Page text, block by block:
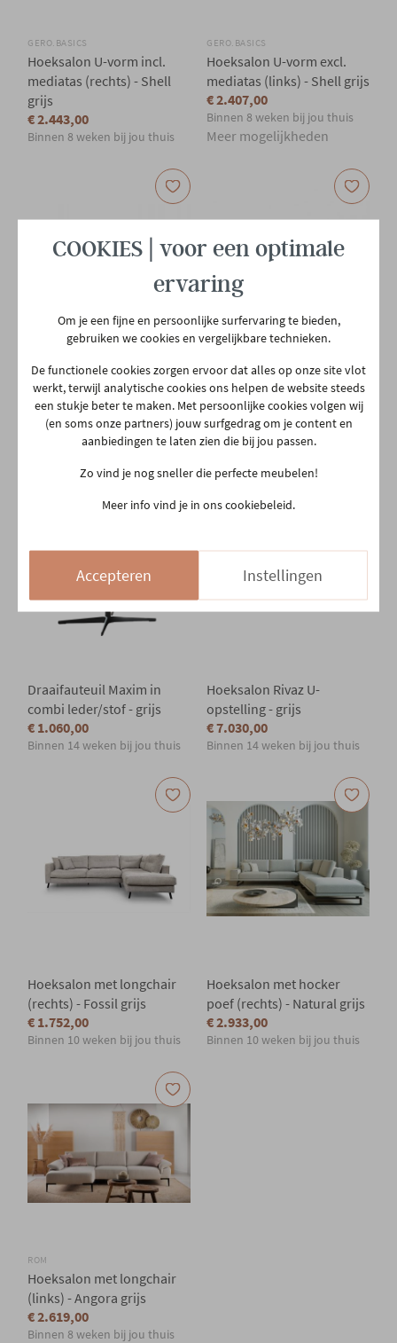
GERO.BASICS
Hoeksalon U-vorm incl.
mediatas (rechts) - Shell
grijs
€ 2.443,00
Binnen 8 weken bij jou thuis
GERO.BASICS
Hoeksalon U-vorm excl.
mediatas (links) - Shell grijs
€ 2.407,00
Binnen 8 weken bij jou thuis
Meer mogelijkheden
Hoeksalon Robin met
longchair (rechts) - grijs
€ 3.864,00
Binnen 10 weken bij jou thuis
Meer mogelijkheden
Hoeksalon Robin met
longchair (links) - ecru
€ 4.013,00
Binnen 10 weken bij jou thuis
Meer mogelijkheden
Draaifauteuil Maxim in
combi leder/stof - grijs
€ 1.060,00
Binnen 14 weken bij jou thuis
Hoeksalon Rivaz U-
opstelling - grijs
€ 7.030,00
Binnen 14 weken bij jou thuis
Hoeksalon met longchair
(rechts) - Fossil grijs
€ 1.752,00
Binnen 10 weken bij jou thuis
Hoeksalon met hocker
poef (rechts) - Natural grijs
€ 2.933,00
Binnen 10 weken bij jou thuis
ROM
Hoeksalon met longchair
(links) - Angora grijs
€ 2.619,00
Binnen 8 weken bij jou thuis
COOKIES | voor een optimale
ervaring
Om je een fijne en persoonlijke surfervaring te bieden,
gebruiken we cookies en vergelijkbare technieken.
De functionele cookies zorgen ervoor dat alles op onze site vlot
werkt, terwijl analytische cookies ons helpen de website steeds
een stukje beter te maken. Met persoonlijke cookies volgen wij
(en soms onze partners) jouw surfgedrag om je content en
aanbiedingen te laten zien die bij jou passen.
Zo vind je nog sneller die perfecte meubelen!
Meer info vind je in ons cookiebeleid.
Accepteren Instellingen